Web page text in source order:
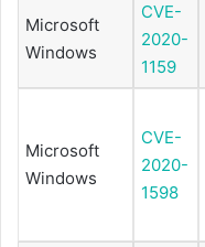
Microsoft
Windows
CVE-
2020-
1159
Microsoft
Windows
CVE-
2020-
1598